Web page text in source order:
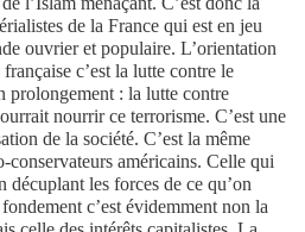
de la France qui est en jeu
ouvrier et populaire. L’orientation
c’est la lutte contre le
prolongement : la lutte contre
nourrir ce terrorisme. C’est une
de la société. C’est la même
conservateurs américains. Celle qui
les forces de ce qu’on
c’est évidemment non la